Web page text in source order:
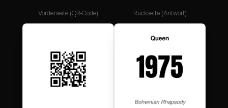
Vorderseite (QR-Code) Rückseite (Antwort)